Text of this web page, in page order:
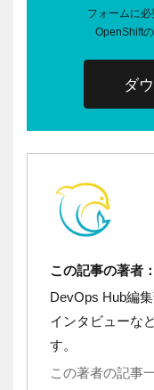
フォームに必
OpenShift
ダ
この記事の著者
DevOps Hub編
インタビューな
す。
この著者の記事